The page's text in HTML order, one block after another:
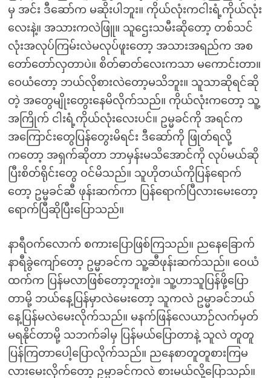
မှ အင်း ဒီဆော်က မဆိုးပါဘူး။ ကိုယ်လုံးကငါးရံ့ကိုယ်လုံး
လေးနဲ့။ အသားကလဲဖြူ။ သူဌေးသမီးဆိုတော့ တစ်သင်
လုံးအလုပ်ကြမ်းလဲမလုပ်ဖူးတော့ အသားအရည်က အစ
တော်တော်လှတာပဲ။ စိတ်ဓာတ်လေးကသာ မကောင်းတာ။
ဝေယံတော့ ဘယ်လိုစားလဲတော့မသိဘူး။ သူသာဆိုရင်ဆို
တဲ့ အတွေမျိုးတွေးနေမိလိုက်သည်။ ကိုယ်လုံးကတော့ သူ့
အကြိုက် ငါးရံ့ကိုယ်လုံးလေးပင်။ ဥမ္မခင်ကို အရင်က
အကြောင်းတွေပြန်တွေးမိရင်း ဒီဆော်ကို ဖြုတ်ရလို့
ကတော့ အရှက်ဆိုတာ ဘာမှန်းမသိအောင်ကို လုပ်မယ်ဆို
ပြီးစိတ်ရိုင်းတွေ ဝင်မိသည်။ သူဟိုတယ်ကိုပြန်ရောက်
တော့ ဥမ္မခင်ဆီ ဖုန်းဆက်ကာ ပြန်ရောက်ပြီလားမေးတော့
ရောက်ပြီဆိုပြီးပြောသည်။
နာရီဝက်လောက် စကားပြောဖြစ်ကြသည်။ ညနေခြောက်
နာရီခွဲကျော်တော့ ဥမ္မာခင်က သူ့ဆီဖုန်းဆက်သည်။ ဝေယံ
ထက်က ပြန်မလာဖြစ်တော့ဘူးတဲ့။ သူ့ဟာသူပြန်ဖို့ပြော
တာမို့ ဘယ်နေ့ပြန်မှာလဲမေးတော့ သူကလဲ ဥမ္မာခင်ဘယ်
နေ့ပြန်မလဲမေးလိုက်သည်။ မနက်ဖြန်လေယာဉ်လက်မှတ်
မရနိုင်တာမို့ သဘက်ခါမှ ပြန်မယ်ပြောတာနဲ့ သူလဲ တူတူ
ပြန်ကြတာပေါ့ပြောလိုက်သည်။ ညနေစာတူတူစားကြမ
လားမေးလိုက်တော့ ဥမ္မာခင်ကလဲ စားမယ်လို့ပြောသည်။